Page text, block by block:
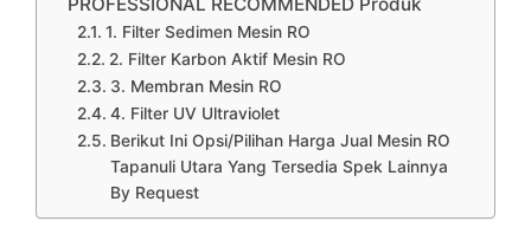
1. Filter Sedimen Mesin RO
2. Filter Karbon Aktif Mesin RO
3. Membran Mesin RO
4. Filter UV Ultraviolet
Berikut Ini Opsi/Pilihan Harga Jual Mesin RO
Tapanuli Utara Yang Tersedia Spek Lainnya
By Request